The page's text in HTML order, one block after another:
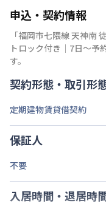
申込・契約情報
「福岡市七隈線 天神南
トロック付き｜7日～予
す。
契約形態・取引形
定期建物賃貸借契約
保証人
不要
入居時間・退居時